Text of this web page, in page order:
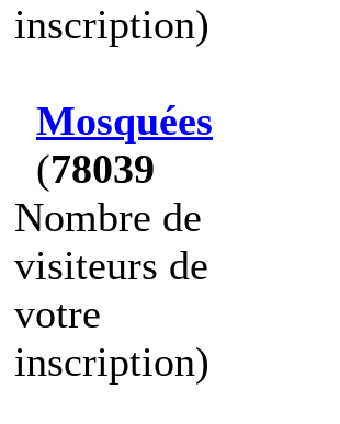
inscription)
Mosquées
(78039
Nombre de
visiteurs de
votre
inscription)